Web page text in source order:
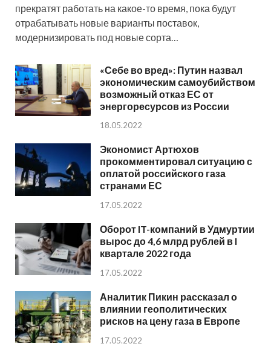
прекратят работать на какое-то время, пока будут
отрабатывать новые варианты поставок,
модернизировать под новые сорта…
«Себе во вред»: Путин назвал
экономическим самоубийством
возможный отказ ЕС от
энергоресурсов из России
18.05.2022
Экономист Артюхов
прокомментировал ситуацию с
оплатой российского газа
странами ЕС
17.05.2022
Оборот IT-компаний в Удмуртии
вырос до 4,6 млрд рублей в I
квартале 2022 года
17.05.2022
Аналитик Пикин рассказал о
влиянии геополитических
рисков на цену газа в Европе
17.05.2022